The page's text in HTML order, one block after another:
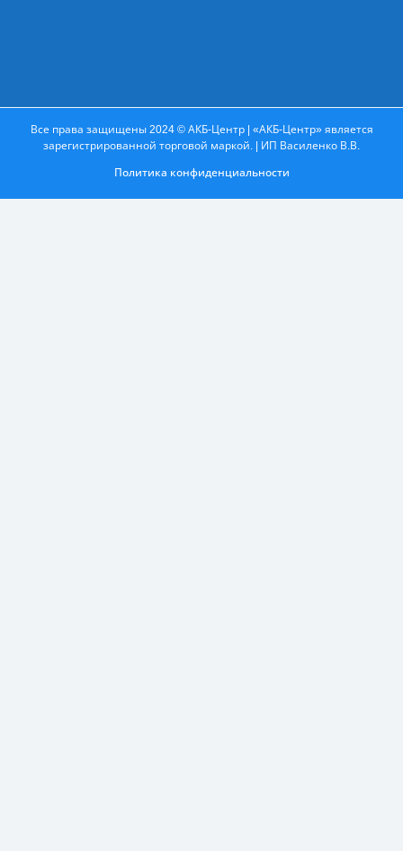
Все права защищены 2024 © АКБ-Центр | «АКБ-Центр» является
зарегистрированной торговой маркой. | ИП Василенко В.В.
Политика конфиденциальности